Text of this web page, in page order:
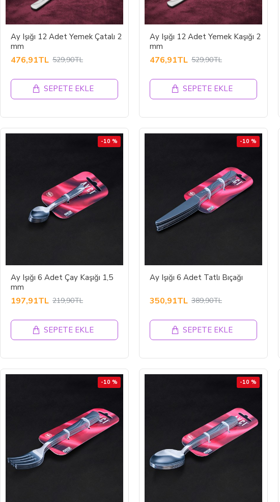
Ay Işığı 12 Adet Yemek Çatalı 2
mm
476,91TL 529,90TL
SEPETE EKLE
Ay Işığı 12 Adet Yemek Kaşığı 2
mm
476,91TL 529,90TL
SEPETE EKLE
-10 %
Ay Işığı 6 Adet Çay Kaşığı 1,5
mm
197,91TL 219,90TL
SEPETE EKLE
-10 %
Ay Işığı 6 Adet Tatlı Bıçağı
350,91TL 389,90TL
SEPETE EKLE
-10 % -10 %